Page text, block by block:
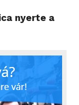
nyerte a